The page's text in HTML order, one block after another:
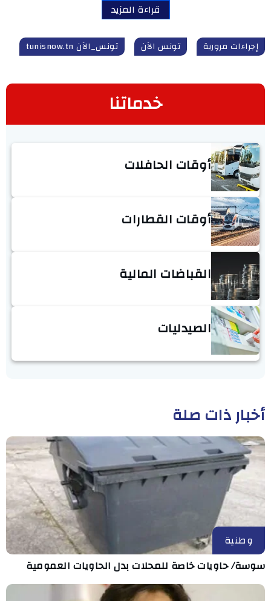
قراءة المزيد
إجراءات مرورية تونس الآن تونس_الآن tunisnow.tn
خدماتنا
أوقات الحافلات
أوقات القطارات
القباضات المالية
الصيدليات
أخبار ذات صلة
وطنية
سوسة/ حاويات خاصة للمحلات بدل الحاويات العمومية